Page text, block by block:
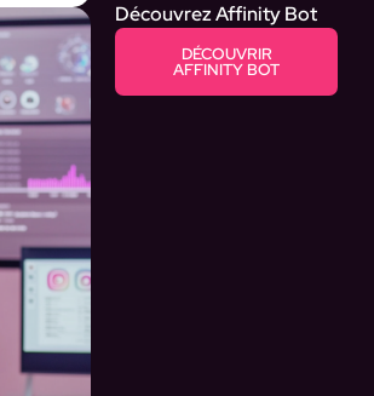
Découvrez Affinity Bot
DÉCOUVRIR
AFFINITY BOT